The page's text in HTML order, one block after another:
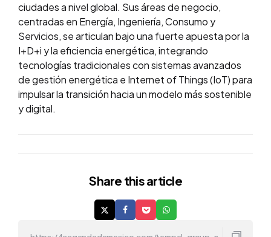
ciudades a nivel global. Sus áreas de negocio,
centradas en Energía, Ingeniería, Consumo y
Servicios, se articulan bajo una fuerte apuesta por la
I+D+i y la eficiencia energética, integrando
tecnologías tradicionales con sistemas avanzados
de gestión energética e Internet of Things (IoT) para
impulsar la transición hacia un modelo más sostenible
y digital.
Share this article